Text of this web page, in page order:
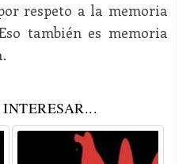
respeto a la memoria
también es memoria